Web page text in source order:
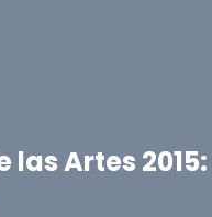
las Artes